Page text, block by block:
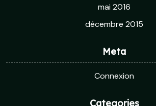
mai 2016
décembre 2015
Meta
Connexion
Categories